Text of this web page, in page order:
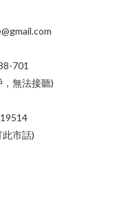
701
無法接聽)
市話)